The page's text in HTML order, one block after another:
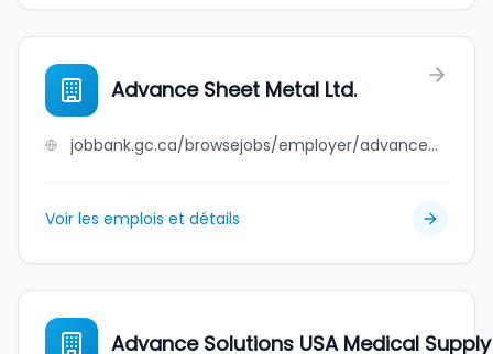
Advance Sheet Metal Ltd.
jobbank.gc.ca/browsejobs/employer/advance+sheet+metal+ltd./ca
Voir les emplois et détails
Advance Solutions USA Medical Supply